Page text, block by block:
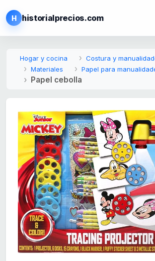
H historialprecios.com
Hogar y cocina
Costura y
Materiales
Papel para
Papel cebolla